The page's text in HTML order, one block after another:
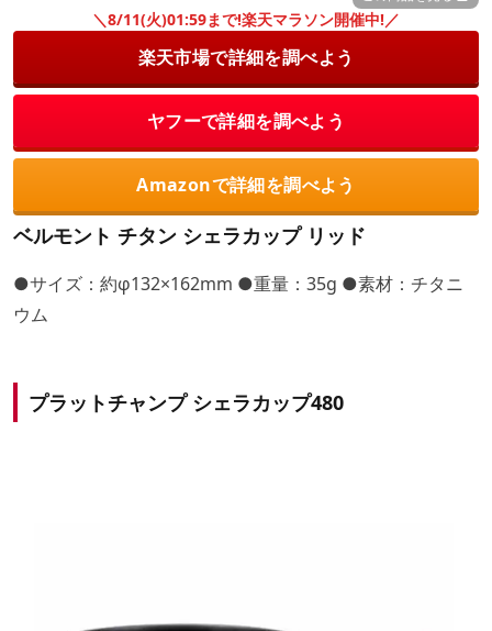
＼8/11(火)01:59まで!楽天マラソン開催中!／
楽天市場で詳細を調べよう
ヤフーで詳細を調べよう
Amazonで詳細を調べよう
ベルモント チタン シェラカップ リッド
●サイズ：約φ132×162mm ●重量：35g ●素材：チタニ
ウム
プラットチャンプ シェラカップ480